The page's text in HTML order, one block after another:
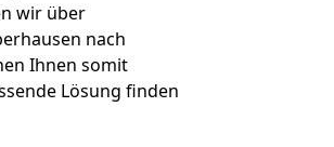
wir über
nach
Ihnen somit
Lösung finden